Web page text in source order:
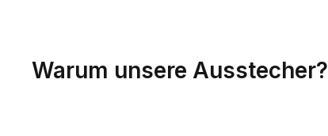
Warum unsere Ausstecher?